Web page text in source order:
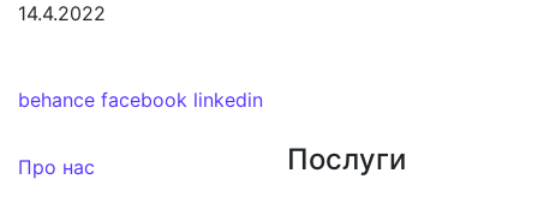
14.4.2022
behance facebook linkedin
Про нас
Послуги